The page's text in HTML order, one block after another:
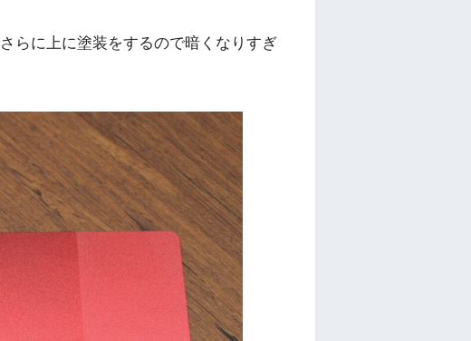
らに上に塗装をするので暗くなりすぎ